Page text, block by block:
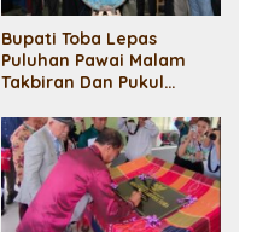
Bupati Toba Lepas
Puluhan Pawai Malam
Takbiran Dan Pukul
Hadhonah